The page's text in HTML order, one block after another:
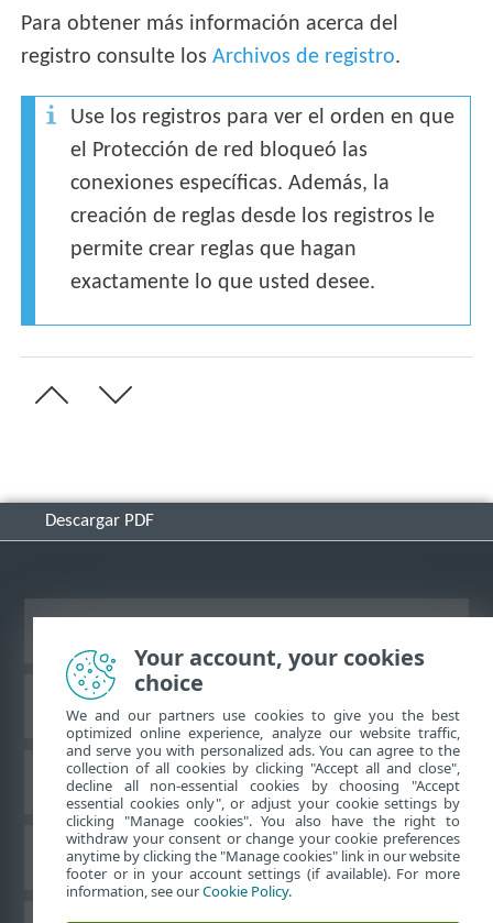
Para obtener más información acerca del
registro consulte losArchivos de registro.
Use los registros para ver el orden en que
el Protección de red bloqueó las
conexiones específicas. Además, la
creación de reglas desde los registros le
permite crear reglas que hagan
exactamente lo que usted desee.
Descargar PDF
Base de conocimiento de ESET
Foro de ESET
Soporte regional
Your account, your cookies
choice
We and our partners use cookies to give you the best
optimized online experience, analyze our website traffic,
and serve you with personalized ads. You can agree to the
collection of all cookies by clicking "Accept all and close",
decline all non-essential cookies by choosing "Accept
essential cookies only", or adjust your cookie settings by
clicking "Manage cookies". You also have the right to
withdraw your consent or change your cookie preferences
anytime by clicking the "Manage cookies" link in our website
footer or in your account settings (if available). For more
information, see ourCookie Policy.